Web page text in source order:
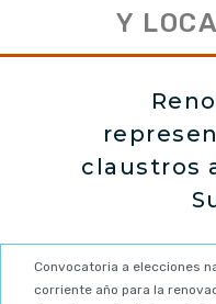
Y
claustros
Convocatoria a elecciones
corriente año para la